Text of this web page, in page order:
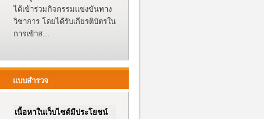
ได้เข้าร่วมกิจกรรมแข่งขันทาง
วิชาการ โดยได้รับเกียรติบัตรใน
การเข้าส...
แบบสำรวจ
เนื้อหาในเว็บไซต์มีประโยชน์